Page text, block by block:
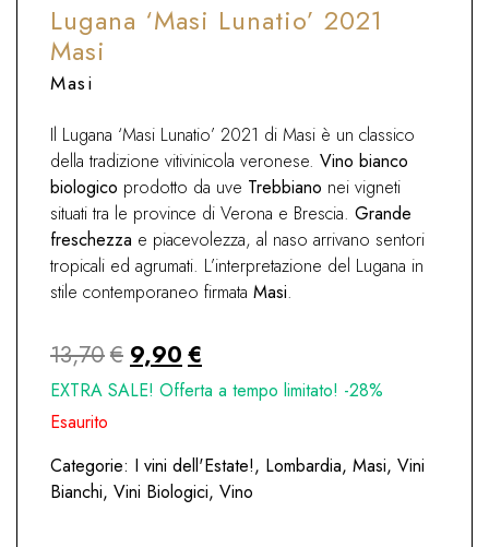
Lugana ‘Masi Lunatio’ 2021
Masi
Masi
Il Lugana ‘Masi Lunatio’ 2021 di Masi è un classico
della tradizione vitivinicola veronese. Vino bianco
biologico prodotto da uve Trebbiano nei vigneti
situati tra le province di Verona e Brescia. Grande
freschezza e piacevolezza, al naso arrivano sentori
tropicali ed agrumati. L’interpretazione del Lugana in
stile contemporaneo firmata Masi.
13,70€ Il
prezzo
era:
13,70€.
9,90 €
prezzo
è:
9,90€.
EXTRA SALE! Offerta a tempo limitato! -28%
Esaurito
Categorie: I vini dell'Estate!, Lombardia, Masi, Vini
Bianchi, Vini Biologici, Vino